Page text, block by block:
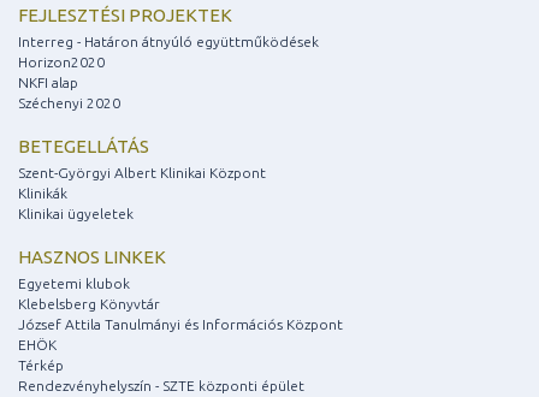
FEJLESZTÉSI PROJEKTEK
Interreg - Határon átnyúló együttműködések
Horizon2020
NKFI alap
Széchenyi 2020
BETEGELLÁTÁS
Szent-Györgyi Albert Klinikai Központ
Klinikák
Klinikai ügyeletek
HASZNOS LINKEK
Egyetemi klubok
Klebelsberg Könyvtár
József Attila Tanulmányi és Információs Központ
EHÖK
Térkép
Rendezvényhelyszín - SZTE központi épület